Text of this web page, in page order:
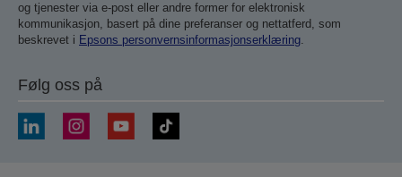
og tjenester via e-post eller andre former for elektronisk
kommunikasjon, basert på dine preferanser og nettatferd, som
beskrevet i Epsons personvernsinformasjonserklæring.
Følg oss på